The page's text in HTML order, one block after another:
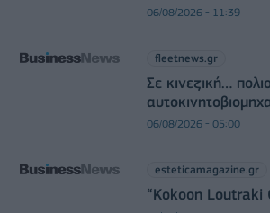
06/08/2026 - 11:39
fleetnews.gr
Σε κινεζική…
06/08/2026 - 05:00
esteticamagazine.gr
“Kokoon Loutraki